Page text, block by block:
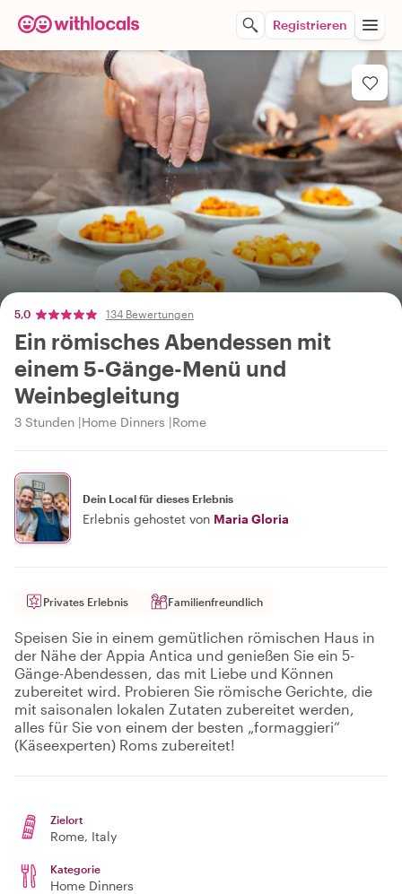
Registrieren
5,0 134 Bewertungen
Ein römisches Abendessen mit
einem 5-Gänge-Menü und
Weinbegleitung
3 Stunden Home Dinners Rome
Dein Local für dieses Erlebnis
Erlebnis gehostet von Maria Gloria
Privates Erlebnis Familienfreundlich
Speisen Sie in einem gemütlichen römischen Haus in
der Nähe der Appia Antica und genießen Sie ein 5-
Gänge-Abendessen, das mit Liebe und Können
zubereitet wird. Probieren Sie römische Gerichte, die
mit saisonalen lokalen Zutaten zubereitet werden,
alles für Sie von einem der besten „formaggieri“
(Käseexperten) Roms zubereitet!
Zielort
Rome, Italy
Kategorie
Home Dinners